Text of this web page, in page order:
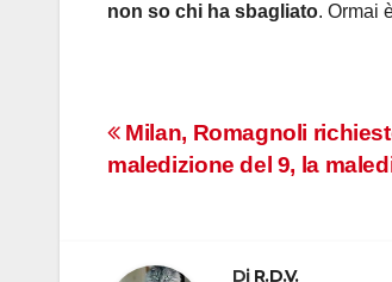
non so chi ha sbagliato. Ormai
Navigazione
Milan, Romagnoli
maledizione del 9, la
Di R.D.V.